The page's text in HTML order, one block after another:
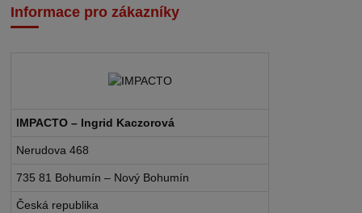
Informace pro zákazníky
IMPACTO – Ingrid Kaczorová
Nerudova 468
735 81 Bohumín – Nový Bohumín
Česká republika